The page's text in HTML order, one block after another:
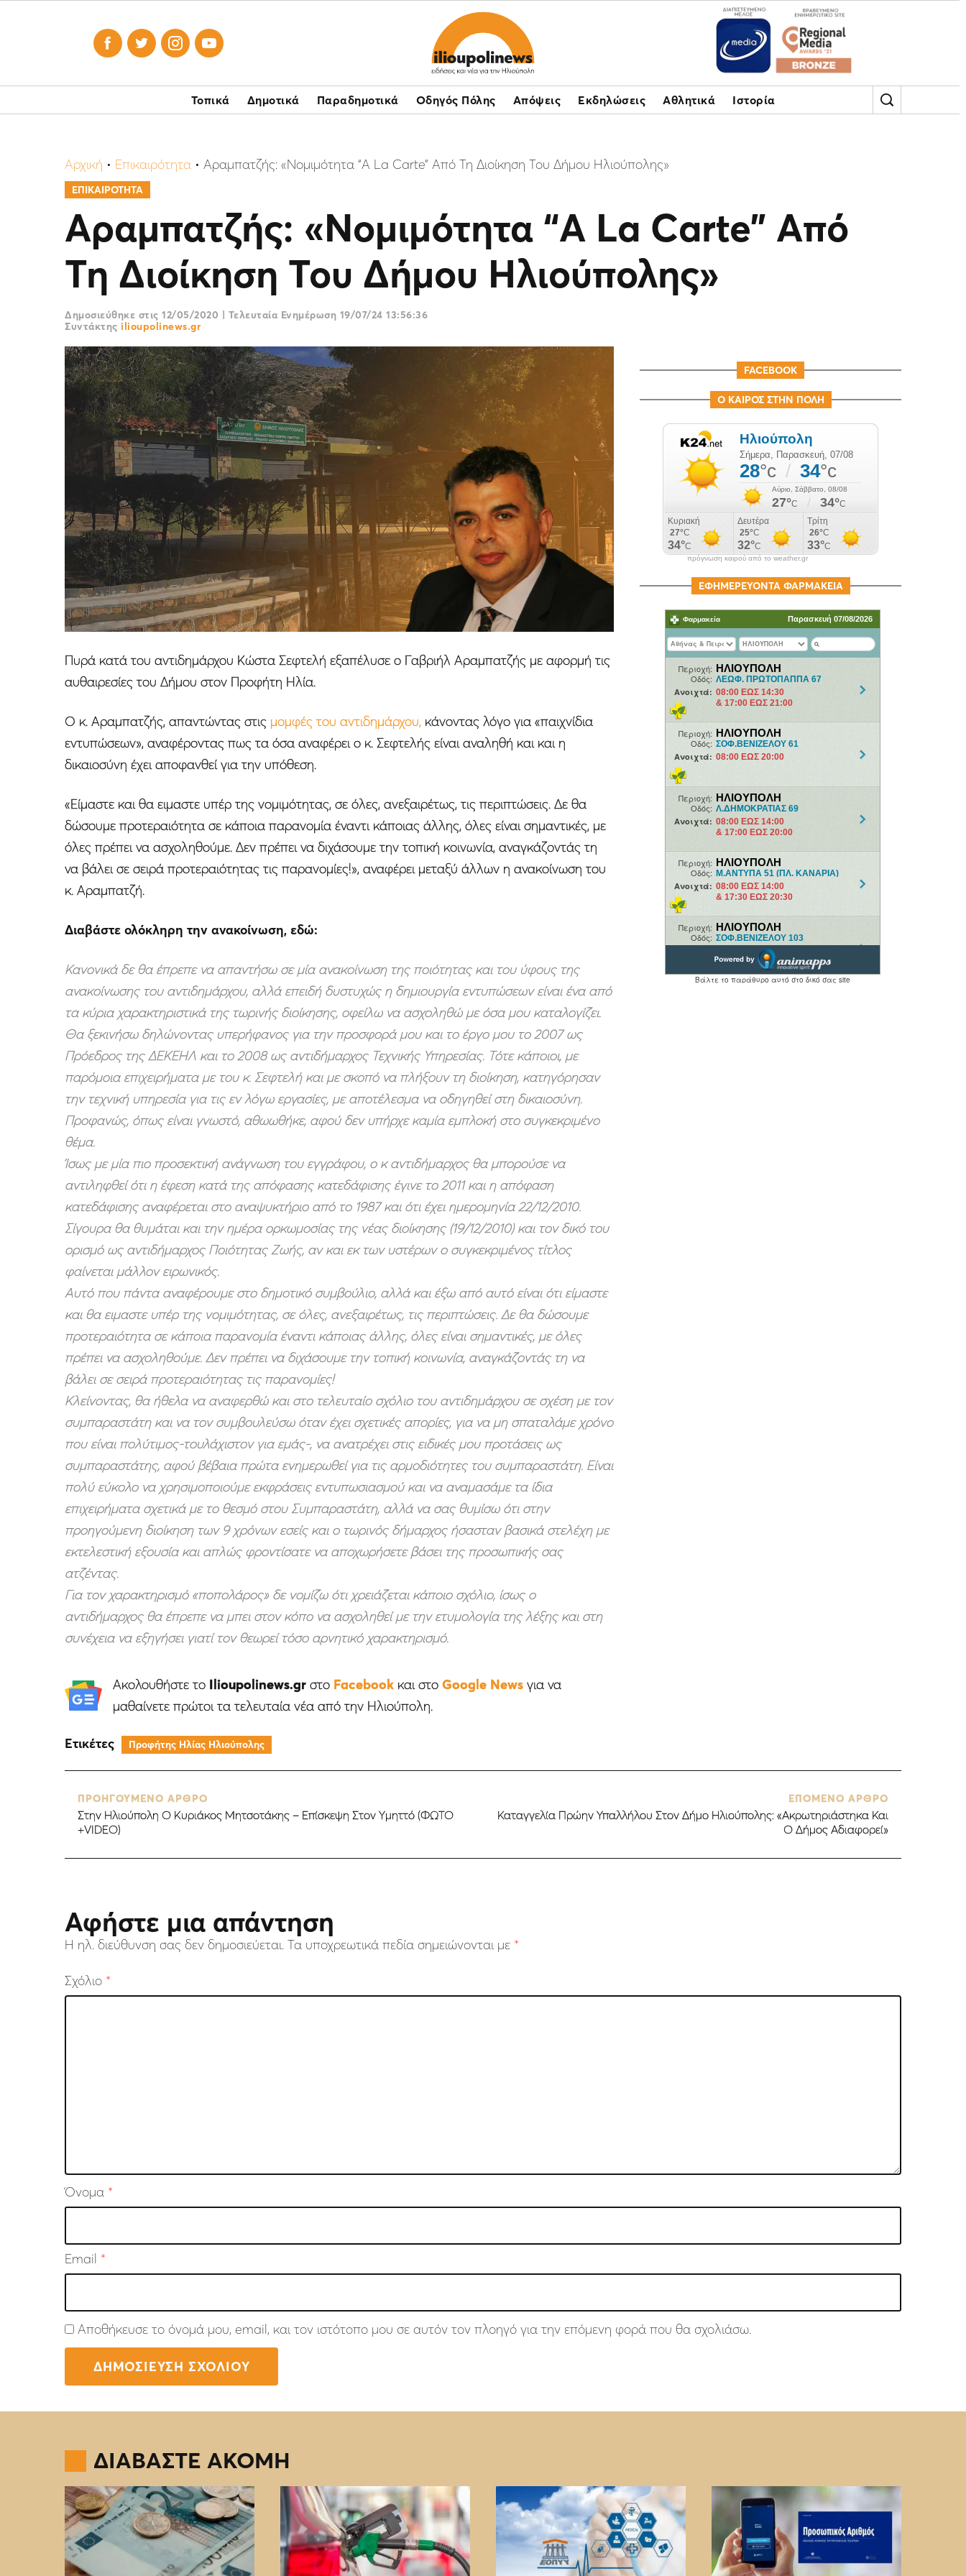
   
Τοπικά Δημοτικά Παραδημοτικά Οδηγός Πόλης Απόψεις Εκδηλώσεις Αθλητικά Ιστορία
Αρχική • Επικαιρότητα • Αραμπατζής: «Νομιμότητα “A La Carte” Από Τη Διοίκηση Του Δήμου Ηλιούπολης»
ΕΠΙΚΑΙΡΟΤΗΤΑ
Αραμπατζής: «Νομιμότητα “A La Carte” Από
Τη Διοίκηση Του Δήμου Ηλιούπολης»
Δημοσιεύθηκε στις 12/05/2020 | Τελευταία Ενημέρωση 19/07/24 13:56:36
Συντάκτης ilioupolinews.gr
Πυρά κατά του αντιδημάρχου Κώστα Σεφτελή εξαπέλυσε ο Γαβριήλ Αραμπατζής με αφορμή τις
αυθαιρεσίες του Δήμου στον Προφήτη Ηλία.
Ο κ. Αραμπατζής, απαντώντας στις μομφές του αντιδημάρχου, κάνοντας λόγο για «παιχνίδια
εντυπώσεων», αναφέροντας πως τα όσα αναφέρει ο κ. Σεφτελής είναι αναληθή και και η
δικαιοσύνη έχει αποφανθεί για την υπόθεση.
«Είμαστε και θα ειμαστε υπέρ της νομιμότητας, σε όλες, ανεξαιρέτως, τις περιπτώσεις. Δε θα
δώσουμε προτεραιότητα σε κάποια παρανομία έναντι κάποιας άλλης, όλες είναι σημαντικές, με
όλες πρέπει να ασχοληθούμε. Δεν πρέπει να διχάσουμε την τοπική κοινωνία, αναγκάζοντάς τη
να βάλει σε σειρά προτεραιότητας τις παρανομίες!», αναφέρει μεταξύ άλλων η ανακοίνωση του
κ. Αραμπατζή.
Διαβάστε ολόκληρη την ανακοίνωση, εδώ:
Κανονικά δε θα έπρεπε να απαντήσω σε μία ανακοίνωση της ποιότητας και του ύφους της
ανακοίνωσης του αντιδημάρχου, αλλά επειδή δυστυχώς η δημιουργία εντυπώσεων είναι ένα από
τα κύρια χαρακτηριστικά της τωρινής διοίκησης, οφείλω να ασχοληθώ με όσα μου καταλογίζει.
Θα ξεκινήσω δηλώνοντας υπερήφανος για την προσφορά μου και το έργο μου το 2007 ως
Πρόεδρος της ΔΕΚΕΗΛ και το 2008 ως αντιδήμαρχος Τεχνικής Υπηρεσίας. Τότε κάποιοι, με
παρόμοια επιχειρήματα με του κ. Σεφτελή και με σκοπό να πλήξουν τη διοίκηση, κατηγόρησαν
την τεχνική υπηρεσία για τις εν λόγω εργασίες, με αποτέλεσμα να οδηγηθεί στη δικαιοσύνη.
Προφανώς, όπως είναι γνωστό, αθωωθήκε, αφού δεν υπήρχε καμία εμπλοκή στο συγκεκριμένο
θέμα.
Ίσως με μία πιο προσεκτική ανάγνωση του εγγράφου, ο κ αντιδήμαρχος θα μπορούσε να
αντιληφθεί ότι η έφεση κατά της απόφασης κατεδάφισης έγινε το 2011 και η απόφαση
κατεδάφισης αναφέρεται στο αναψυκτήριο από το 1987 και ότι έχει ημερομηνία 22/12/2010.
Σίγουρα θα θυμάται και την ημέρα ορκωμοσίας της νέας διοίκησης (19/12/2010) και τον δικό του
ορισμό ως αντιδήμαρχος Ποιότητας Ζωής, αν και εκ των υστέρων ο συγκεκριμένος τίτλος
φαίνεται μάλλον ειρωνικός.
Αυτό που πάντα αναφέρουμε στο δημοτικό συμβούλιο, αλλά και έξω από αυτό είναι ότι είμαστε
και θα ειμαστε υπέρ της νομιμότητας, σε όλες, ανεξαιρέτως, τις περιπτώσεις. Δε θα δώσουμε
προτεραιότητα σε κάποια παρανομία έναντι κάποιας άλλης, όλες είναι σημαντικές, με όλες
πρέπει να ασχοληθούμε. Δεν πρέπει να διχάσουμε την τοπική κοινωνία, αναγκάζοντάς τη να
βάλει σε σειρά προτεραιότητας τις παρανομίες!
Κλείνοντας, θα ήθελα να αναφερθώ και στο τελευταίο σχόλιο του αντιδημάρχου σε σχέση με τον
συμπαραστάτη και να τον συμβουλεύσω όταν έχει σχετικές απορίες, για να μη σπαταλάμε χρόνο
που είναι πολύτιμος-τουλάχιστον για εμάς-, να ανατρέχει στις ειδικές μου προτάσεις ως
συμπαραστάτης, αφού βέβαια πρώτα ενημερωθεί για τις αρμοδιότητες του συμπαραστάτη. Είναι
πολύ εύκολο να χρησιμοποιούμε εκφράσεις εντυπωσιασμού και να αναμασάμε τα ίδια
επιχειρήματα σχετικά με το θεσμό στου Συμπαραστάτη, αλλά να σας θυμίσω ότι στην
προηγούμενη διοίκηση των 9 χρόνων εσείς και ο τωρινός δήμαρχος ήσασταν βασικά στελέχη με
εκτελεστική εξουσία και απλώς φροντίσατε να αποχωρήσετε βάσει της προσωπικής σας
ατζέντας.
Για τον χαρακτηρισμό «ποπολάρος» δε νομίζω ότι χρειάζεται κάποιο σχόλιο, ίσως ο
αντιδήμαρχος θα έπρεπε να μπει στον κόπο να ασχοληθεί με την ετυμολογία της λέξης και στη
συνέχεια να εξηγήσει γιατί τον θεωρεί τόσο αρνητικό χαρακτηρισμό.
Ακολουθήστε το Ilioupolinews.grστο Facebookκαι στο Google Newsγια να
μαθαίνετε πρώτοι τα τελευταία νέα από την Ηλιούπολη.
FACEBOOK
Ο ΚΑΙΡΟΣ ΣΤΗΝ ΠΟΛΗ
πρόγνωση καιρού από το weather.gr
ΕΦΗΜΕΡΕΥΟΝΤΑ ΦΑΡΜΑΚΕΙΑ
Ετικέτες Προφήτης Ηλίας Ηλιούπολης
ΠΡΟΗΓΟΥΜΕΝΟ ΑΡΘΡΟ
Στην Ηλιούπολη Ο Κυριάκος Μητσοτάκης – Επίσκεψη Στον Υμηττό (ΦΩΤΟ
+VIDEO)
ΕΠΟΜΕΝΟ ΑΡΘΡΟ
Καταγγελία Πρώην Υπαλλήλου Στον Δήμο Ηλιούπολης: «Ακρωτηριάστηκα Και
Ο Δήμος Αδιαφορεί»
Αφήστε μια απάντηση
Η ηλ. διεύθυνση σας δεν δημοσιεύεται. Τα υποχρεωτικά πεδία σημειώνονται με *
Σχόλιο *
Όνομα *
Email *
Αποθήκευσε το όνομά μου, email, και τον ιστότοπο μου σε αυτόν τον πλοηγό για την επόμενη φορά που θα σχολιάσω.
ΔΙΑΒΑΣΤΕ ΑΚΟΜΗ